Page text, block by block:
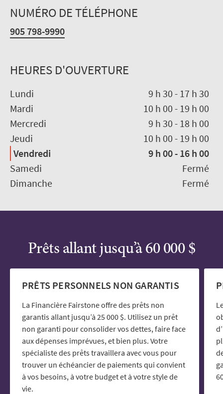
NUMÉRO DE TÉLÉPHONE
905 798-9990
HEURES D'OUVERTURE
Lundi 9 h 30 - 17 h 30
Mardi
10 h 00 - 19 h 00
Mercredi
9 h 30 - 18 h 00
Jeudi
10 h 00 - 19 h 00
Vendredi
9 h 00- 16 h 00
Samedi
Fermé
Dimanche
Fermé
Prêts allant jusqu’à 60 000 $
PRÊTS PERSONNELS NON GARANTIS
La Financière Fairstone offre des prêts non
garantis allant jusqu’à 25 000 $. Utilisez un prêt
non garanti pour consolider vos dettes, faire face
aux dépenses imprévues, et bien plus. Votre
spécialiste des prêts travaillera avec vous pour
trouver un échéancier de paiements qui convient
à vos besoins, à votre budget et à votre style de
vie.